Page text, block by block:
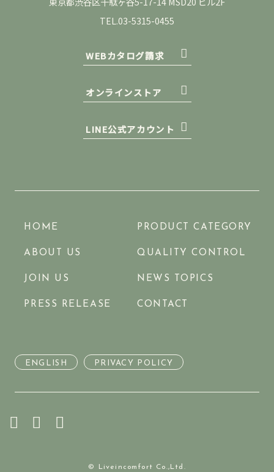
TEL.03-5315-0455
WEBカタログ請求
オンラインストア
LINE公式アカウント
HOME PRODUCT CATEGORY
ABOUT US QUALITY CONTROL
JOIN US NEWS TOPICS
PRESS RELEASE CONTACT
ENGLISH PRIVACY POLICY
© Liveincomfort Co.,Ltd.